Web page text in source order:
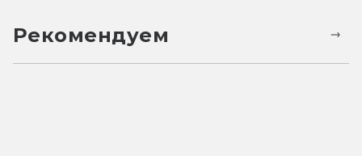
Рекомендуем